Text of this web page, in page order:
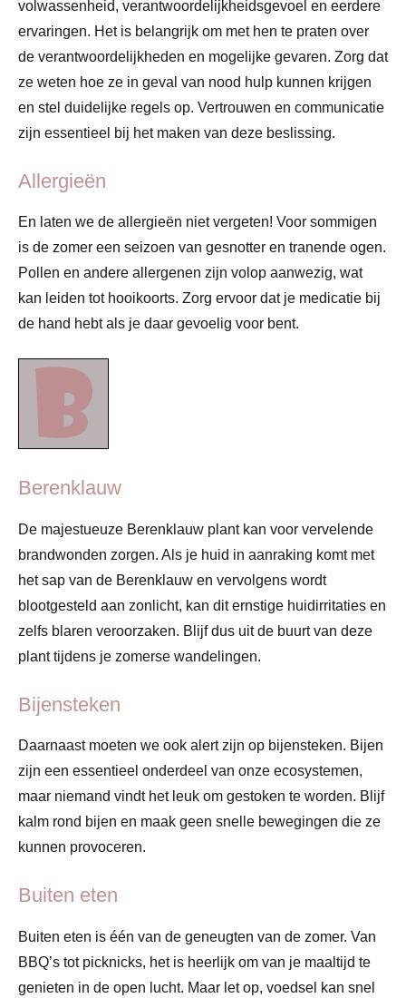
volwassenheid, verantwoordelijkheidsgevoel en eerdere
ervaringen. Het is belangrijk om met hen te praten over
de verantwoordelijkheden en mogelijke gevaren. Zorg dat
ze weten hoe ze in geval van nood hulp kunnen krijgen
en stel duidelijke regels op. Vertrouwen en communicatie
zijn essentieel bij het maken van deze beslissing.
Allergieën
En laten we de allergieën niet vergeten! Voor sommigen
is de zomer een seizoen van gesnotter en tranende ogen.
Pollen en andere allergenen zijn volop aanwezig, wat
kan leiden tot hooikoorts. Zorg ervoor dat je medicatie bij
de hand hebt als je daar gevoelig voor bent.
Berenklauw
De majestueuze Berenklauw plant kan voor vervelende
brandwonden zorgen. Als je huid in aanraking komt met
het sap van de Berenklauw en vervolgens wordt
blootgesteld aan zonlicht, kan dit ernstige huidirritaties en
zelfs blaren veroorzaken. Blijf dus uit de buurt van deze
plant tijdens je zomerse wandelingen.
Bijensteken
Daarnaast moeten we ook alert zijn op bijensteken. Bijen
zijn een essentieel onderdeel van onze ecosystemen,
maar niemand vindt het leuk om gestoken te worden. Blijf
kalm rond bijen en maak geen snelle bewegingen die ze
kunnen provoceren.
Buiten eten
Buiten eten is één van de geneugten van de zomer. Van
BBQ’s tot picknicks, het is heerlijk om van je maaltijd te
genieten in de open lucht. Maar let op, voedsel kan snel